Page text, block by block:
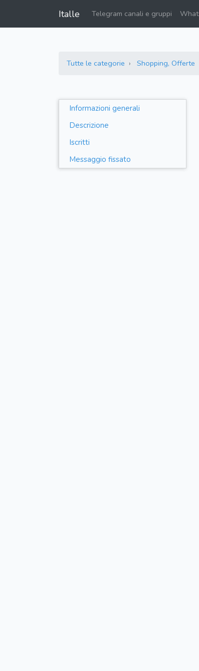
Italle Telegram canali e gruppi
Tutte le categorie Shopping, Offerte
Informazioni generali
Descrizione
Iscritti
Messaggio fissato